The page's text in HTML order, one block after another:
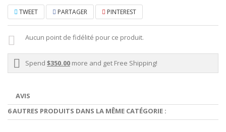
TWEET PARTAGER PINTEREST
Aucun point de fidélité pour ce produit.
Spend $350.00 more and get Free Shipping!
AVIS
6 AUTRES PRODUITS DANS LA MÊME CATÉGORIE :